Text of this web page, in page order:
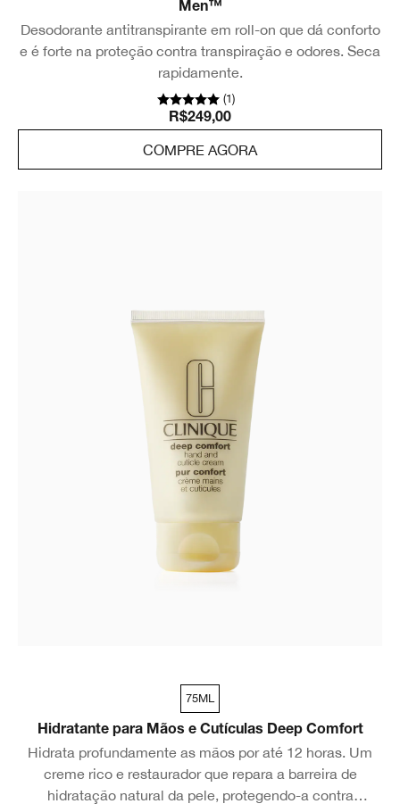
Men™
Desodorante antitranspirante em roll-on que dá conforto
e é forte na proteção contra transpiração e odores. Seca
rapidamente.
(1)
R$249,00
COMPRE AGORA
75ML
Hidratante para Mãos e Cutículas Deep Comfort
Hidrata profundamente as mãos por até 12 horas. Um
creme rico e restaurador que repara a barreira de
hidratação natural da pele, protegendo-a contra